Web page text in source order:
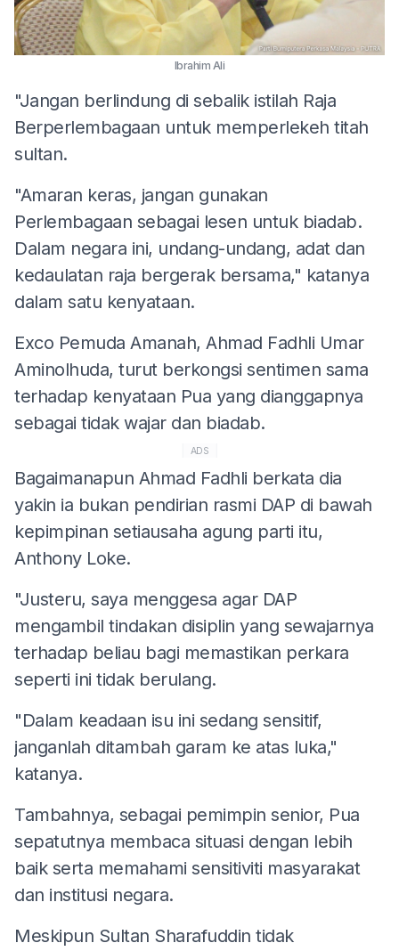
Ibrahim Ali
"Jangan berlindung di sebalik istilah Raja
Berperlembagaan untuk memperlekeh titah
sultan.
"Amaran keras, jangan gunakan
Perlembagaan sebagai lesen untuk biadab.
Dalam negara ini, undang-undang, adat dan
kedaulatan raja bergerak bersama," katanya
dalam satu kenyataan.
Exco Pemuda Amanah, Ahmad Fadhli Umar
Aminolhuda, turut berkongsi sentimen sama
terhadap kenyataan Pua yang dianggapnya
sebagai tidak wajar dan biadab.
ADS
Bagaimanapun Ahmad Fadhli berkata dia
yakin ia bukan pendirian rasmi DAP di bawah
kepimpinan setiausaha agung parti itu,
Anthony Loke.
"Justeru, saya menggesa agar DAP
mengambil tindakan disiplin yang sewajarnya
terhadap beliau bagi memastikan perkara
seperti ini tidak berulang.
"Dalam keadaan isu ini sedang sensitif,
janganlah ditambah garam ke atas luka,"
katanya.
Tambahnya, sebagai pemimpin senior, Pua
sepatutnya membaca situasi dengan lebih
baik serta memahami sensitiviti masyarakat
dan institusi negara.
Meskipun Sultan Sharafuddin tidak